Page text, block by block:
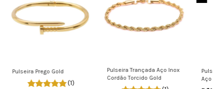
Pulseira Prego Gold
(1)
Pulseira Trançada Aço Inox
Cordão Torcido Gold
Aço